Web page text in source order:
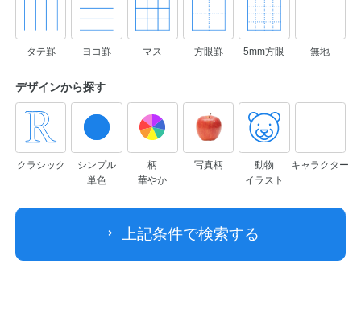
タテ罫 ヨコ罫 マス 方眼罫 5mm方眼 無地
デザインから探す
クラシック
シンプル
単色
柄
華やか
写真柄
動物
イラスト
キャラクター
上記条件で検索する